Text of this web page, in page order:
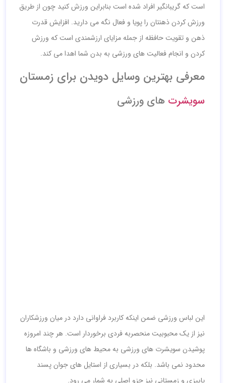
است که گریبانگیر افراد شده است بنابراین ورزش کنید چون از طریق
ورزش کردن ذهنتان را پویا و فعال نگه می دارید. افزایش قدرت
ذهن و تقویت حافظه از جمله مزایای ارزشمندی است که ورزش
کردن و انجام فعالیت های ورزشی به بدن شما اهدا می کند.
معرفی بهترین وسایل دویدن برای زمستان
سویشرت های ورزشی
این لباس ورزشی ضمن اینکه کاربرد فراوانی دارد در میان ورزشکاران
نیز از یک محبوبیت منحصربه فردی برخوردار است. هر چند امروزه
پوشیدن سویشرت های ورزشی به محیط های ورزشی و باشگاه ها
محدود نمی باشد. بلکه در بسیاری از استایل های جوان پسند
پاییزی و زمستانی نیز جزو اصلی به شمار می رود.